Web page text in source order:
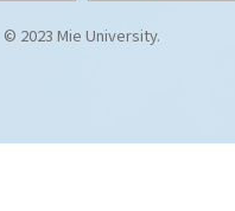
© 2023 Mie University.